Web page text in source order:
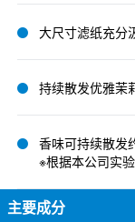
大尺寸滤纸充分
持续散发优雅茉
香味可持续散发
※根据本公司实
主要成分